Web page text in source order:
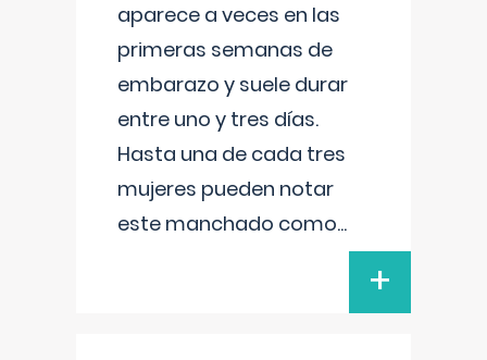
aparece a veces en las
primeras semanas de
embarazo y suele durar
entre uno y tres días.
Hasta una de cada tres
mujeres pueden notar
este manchado como...
+